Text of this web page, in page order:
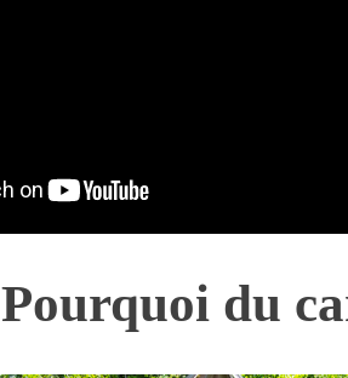
Pourquoi du